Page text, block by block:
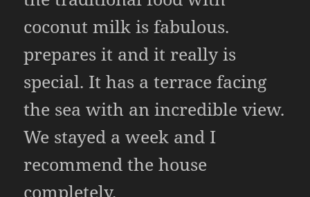
coconut milk is fabulous.
prepares it and it really is
special. It has a terrace facing
the sea with an incredible view.
We stayed a week and I
recommend the house
completely.